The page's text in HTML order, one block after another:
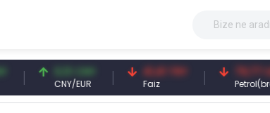
0,13 CNY
CNY/EUR
41,41 TRY
Faiz
79,77 USD
Petrol(brent)